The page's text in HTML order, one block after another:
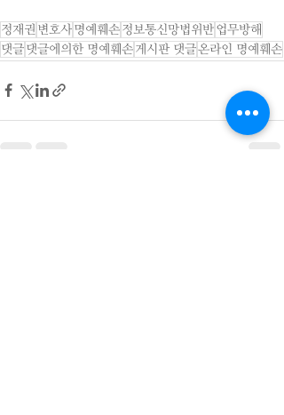
정재권 변호사명예훼손정보통신망법위반업무방해
댓글댓글에의한 명예훼손게시판 댓글온라인 명예훼손